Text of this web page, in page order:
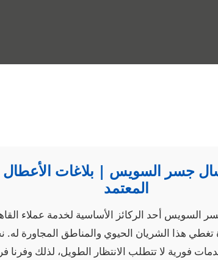
جسر السويس | بلاغات الأعطال
المعتمد
السويس أحد الركائز الأساسية لخدمة عملاء
هذا الشريان الحيوي والمناطق المجاورة له.
فورية لا تتطلب الانتظار الطويل، لذلك وفرنا